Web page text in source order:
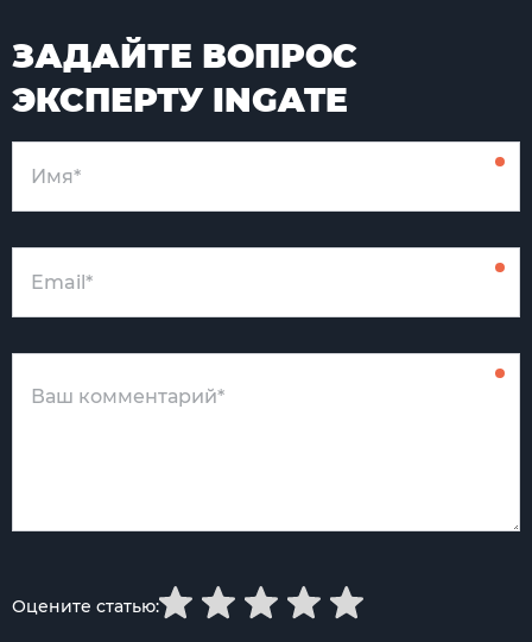
ЗАДАЙТЕ ВОПРОС
ЭКСПЕРТУ INGATE
Оцените статью: